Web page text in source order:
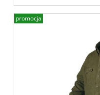
promocja